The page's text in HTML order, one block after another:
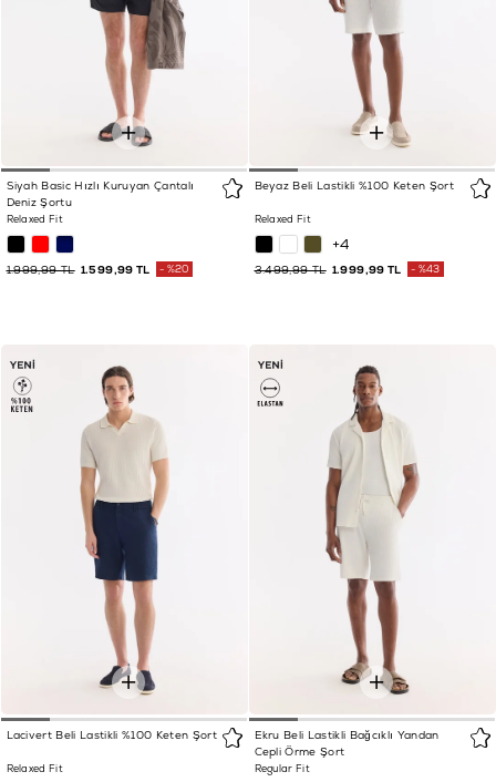
Siyah Basic Hızlı Kuruyan Çantalı
Deniz Şortu
Relaxed Fit
1.599,99 TL
1.999,99 TL %20
Beyaz Beli Lastikli %100 Keten Şort
Relaxed Fit
+4
1.999,99 TL
3.499,99 TL %43
Lacivert Beli Lastikli %100 Keten Şort
Relaxed Fit
Ekru Beli Lastikli Bağcıklı Yandan
Cepli Örme Şort
Regular Fit